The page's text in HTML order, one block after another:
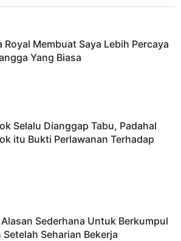
Royal Membuat Saya Lebih Percaya
Yang Biasa
Selalu Dianggap Tabu, Padahal
itu Bukti Perlawanan Terhadap
Sederhana Untuk Berkumpul
Seharian Bekerja